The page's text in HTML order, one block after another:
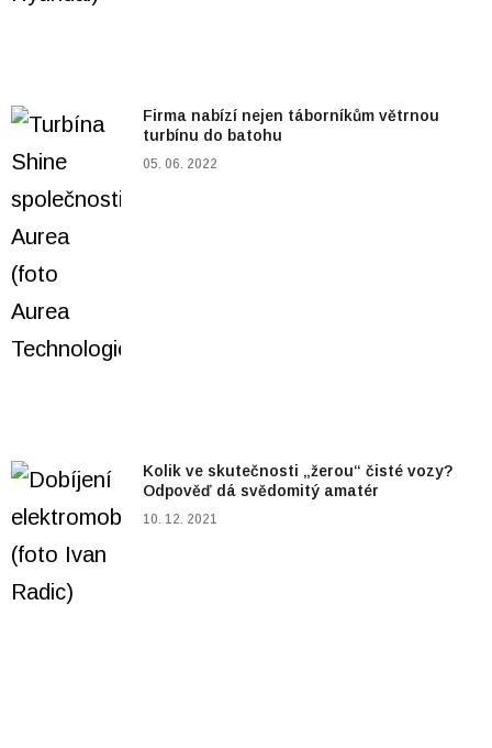
Firma nabízí nejen táborníkům větrnou
turbínu do batohu
05. 06. 2022
Kolik ve skutečnosti „žerou“ čisté vozy?
Odpověď dá svědomitý amatér
10. 12. 2021